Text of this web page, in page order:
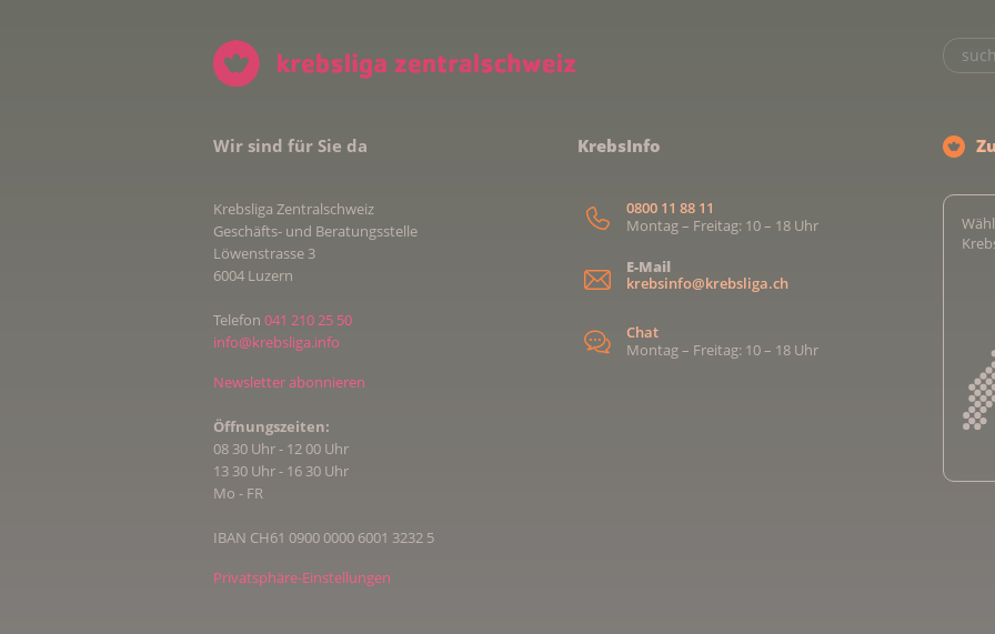
Wir sind für Sie da
Krebsliga Zentralschweiz
Geschäfts- und Beratungsstelle
Löwenstrasse 3
6004 Luzern
Telefon 041 210 25 50
info@krebsliga.info
Newsletter abonnieren
Öffnungszeiten:
08 30 Uhr - 12 00 Uhr
13 30 Uhr - 16 30 Uhr
Mo - FR
IBAN CH61 0900 0000 6001 3232 5
Privatsphäre-Einstellungen
KrebsInfo
0800 11 88 11
Montag – Freitag: 10 – 18 Uhr
E-Mail
krebsinfo@krebsliga.ch
Chat
Montag – Freitag: 10 – 18 Uhr